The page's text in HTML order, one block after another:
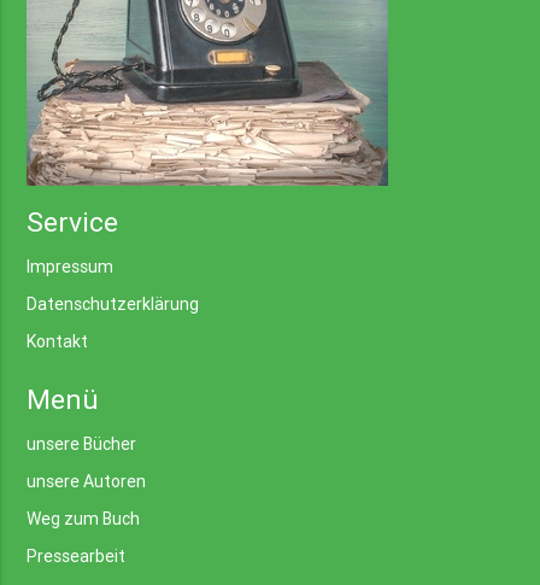
Service
Impressum
Datenschutzerklärung
Kontakt
Menü
unsere Bücher
unsere Autoren
Weg zum Buch
Pressearbeit